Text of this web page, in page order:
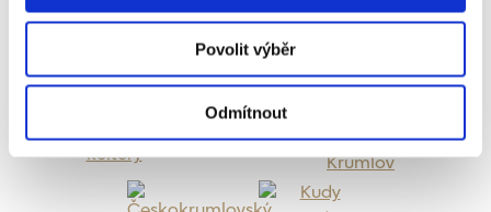
Povolit výběr
Odmítnout
Festival se koná za laskavé podpory